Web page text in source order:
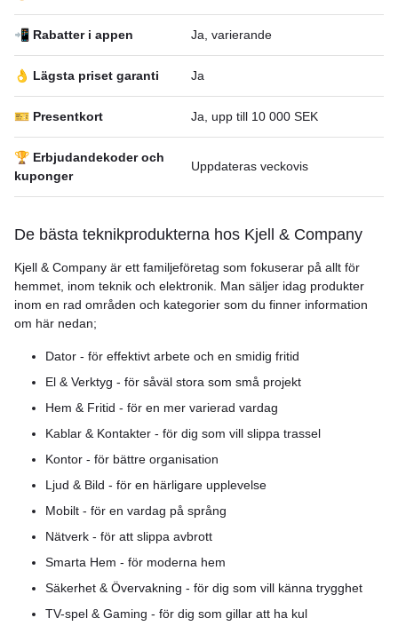
📲 Rabatter i appen Ja, varierande
👌 Lägsta priset garanti Ja
🎫 Presentkort Ja, upp till 10 000 SEK
🏆 Erbjudandekoder och
kuponger
Uppdateras veckovis
De bästa teknikprodukterna hos Kjell & Company
Kjell & Company är ett familjeföretag som fokuserar på allt för
hemmet, inom teknik och elektronik. Man säljer idag produkter
inom en rad områden och kategorier som du finner information
om här nedan;
Dator - för effektivt arbete och en smidig fritid
El & Verktyg - för såväl stora som små projekt
Hem & Fritid - för en mer varierad vardag
Kablar & Kontakter - för dig som vill slippa trassel
Kontor - för bättre organisation
Ljud & Bild - för en härligare upplevelse
Mobilt - för en vardag på språng
Nätverk - för att slippa avbrott
Smarta Hem - för moderna hem
Säkerhet & Övervakning - för dig som vill känna trygghet
TV-spel & Gaming - för dig som gillar att ha kul